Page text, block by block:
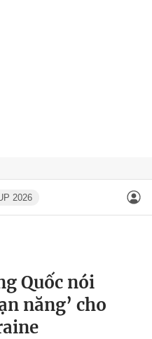
2026
Quốc nói
năng’ cho